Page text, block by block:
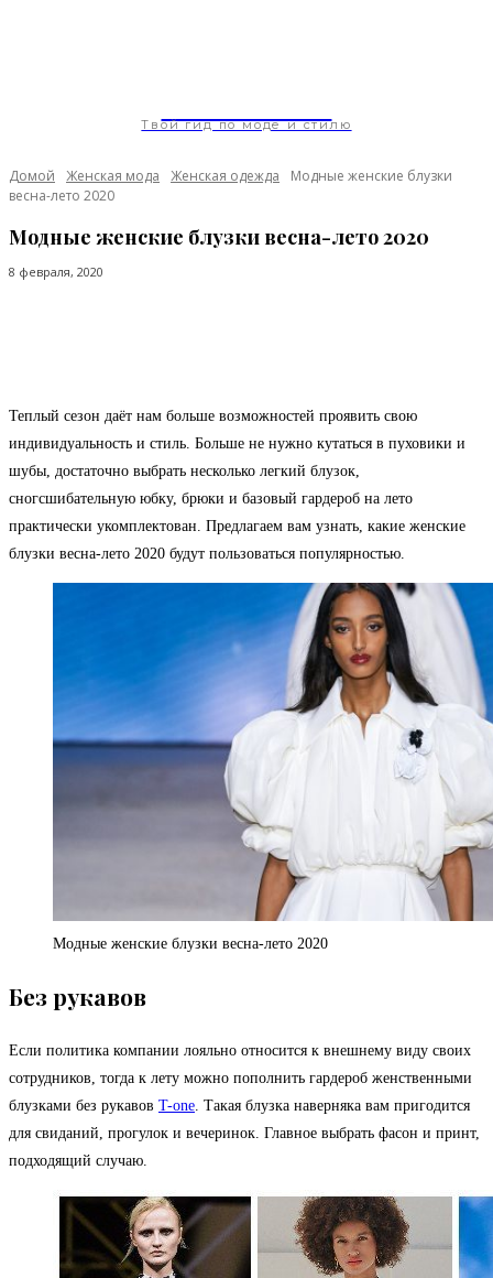
Твой гид по моде и стилю
Домой Женская мода Женская одежда
Модные женские блузки
весна-лето 2020
Модные женские блузки весна-лето 2020
8 февраля, 2020
Теплый сезон даёт нам больше возможностей проявить свою
индивидуальность и стиль. Больше не нужно кутаться в пуховики и
шубы, достаточно выбрать несколько легкий блузок,
сногсшибательную юбку, брюки и базовый гардероб на лето
практически укомплектован. Предлагаем вам узнать, какие женские
блузки весна-лето 2020 будут пользоваться популярностью.
Модные женские блузки весна-лето 2020
Без рукавов
Если политика компании лояльно относится к внешнему виду своих
сотрудников, тогда к лету можно пополнить гардероб женственными
блузками без рукавов T-one . Такая блузка наверняка вам пригодится
для свиданий, прогулок и вечеринок. Главное выбрать фасон и принт,
подходящий случаю.